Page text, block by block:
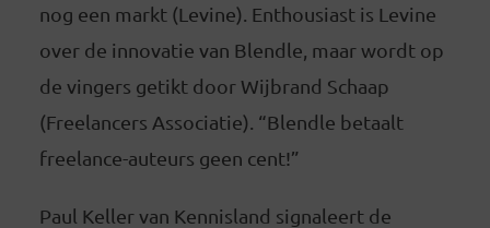
nog een markt (Levine). Enthousiast is Levine
over de innovatie van Blendle, maar wordt op
de vingers getikt door Wijbrand Schaap
(Freelancers Associatie). “Blendle betaalt
freelance-auteurs geen cent!”
Paul Keller van Kennisland signaleert de